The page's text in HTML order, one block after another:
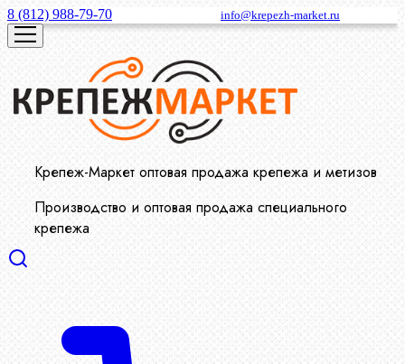
8 (812) 988-79-70 info@krepezh-market.ru
Крепеж-Маркет оптовая продажа крепежа и метизов
Производство и оптовая продажа специального
крепежа